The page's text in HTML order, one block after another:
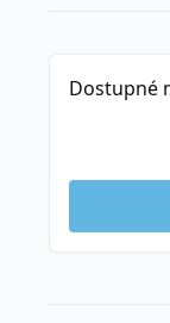
Dostupné